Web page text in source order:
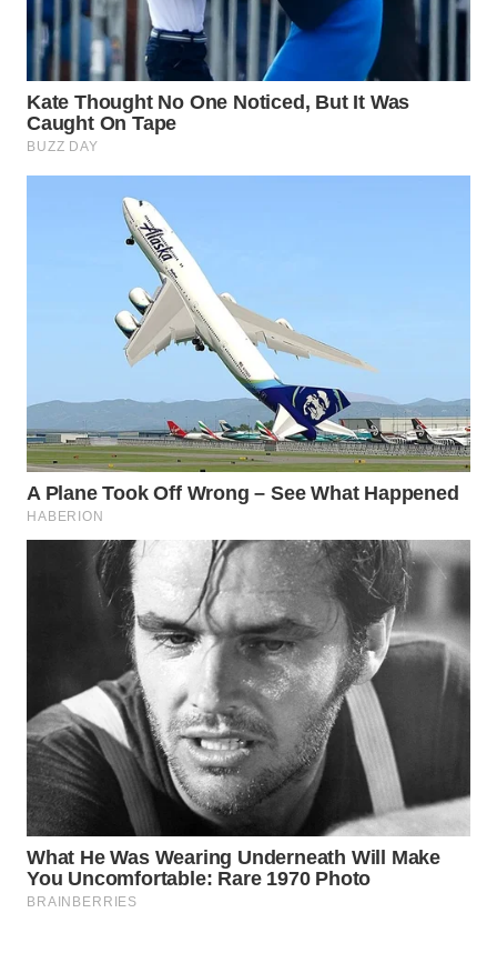
LIKUPANG
WN
LABUANBAJO
WAHANA
TANI
ADVOKAT
WAHANA
INFRASTRUKTUR
WAHANA
KONSUMEN
WAHANA
LISTRIK
WAHANA
TRAVEL